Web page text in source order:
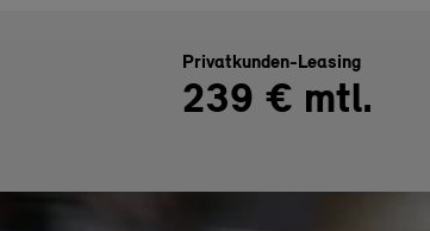
Privatkunden-Leasing
239 € mtl.